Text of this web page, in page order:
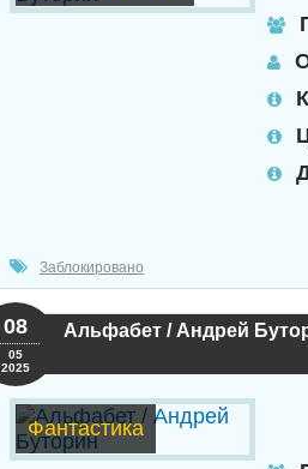
Заблокировано
Альфабет / Андрей
08
05
2025
Фантастика